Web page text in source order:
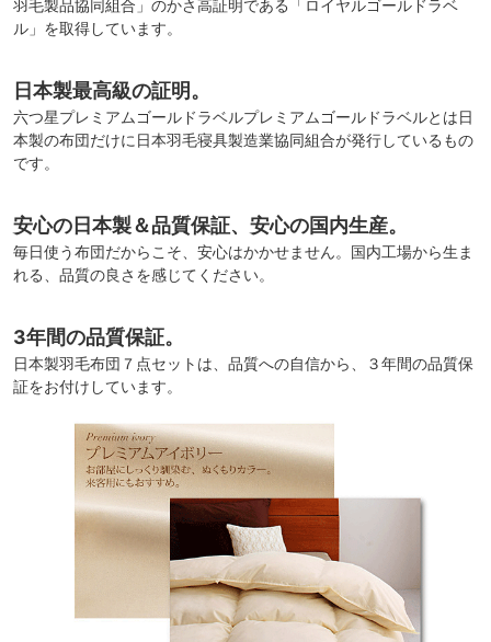
羽毛製品協同組合」のかさ高証明である「ロイヤルゴールドラベ
ル」を取得しています。
日本製最高級の証明。
六つ星プレミアムゴールドラベルプレミアムゴールドラベルとは日
本製の布団だけに日本羽毛寝具製造業協同組合が発行しているもの
です。
安心の日本製＆品質保証、安心の国内生産。
毎日使う布団だからこそ、安心はかかせません。国内工場から生ま
れる、品質の良さを感じてください。
3年間の品質保証。
日本製羽毛布団７点セットは、品質への自信から、３年間の品質保
証をお付けしています。